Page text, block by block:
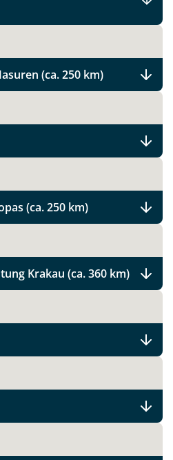
(ca. 250 km)
(ca. 250 km)
Krakau (ca. 360 km)